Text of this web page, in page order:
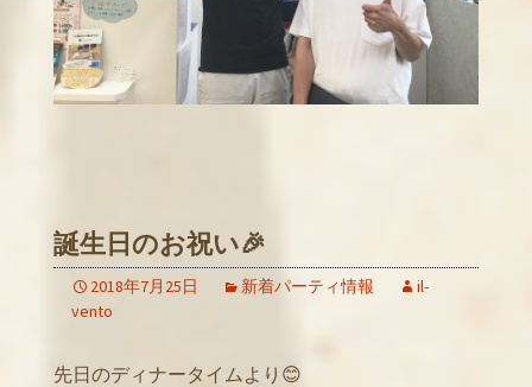
誕生日のお祝い🎉
2018年7月25日 新着パーティ情報
il-
vento
先日のディナータイムより😊